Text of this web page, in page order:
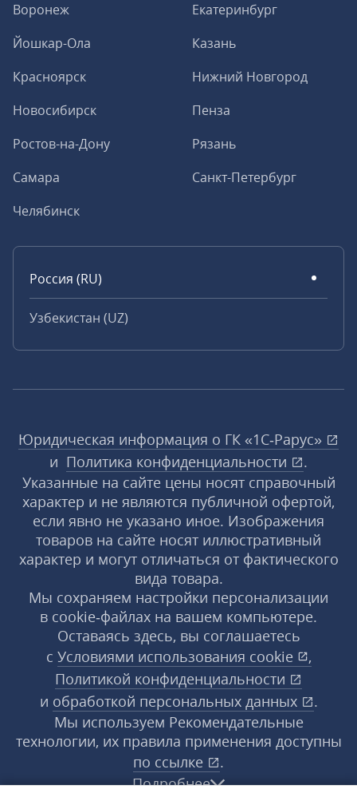
Воронеж
Екатеринбург
Йошкар-Ола
Казань
Красноярск
Нижний Новгород
Новосибирск
Пенза
Ростов-на-Дону
Рязань
Самара
Санкт-Петербург
Челябинск
Россия (RU)
Узбекистан (UZ)
Юридическая информация о ГК «1С‑Рарус»
и Политика конфиденциальности
.
Указанные на сайте цены носят справочный
характер и не являются публичной офертой,
если явно не указано иное. Изображения
товаров на сайте носят иллюстративный
характер и могут отличаться от фактического
вида товара.
Мы сохраняем настройки персонализации
в cookie‑файлах на вашем компьютере.
Оставаясь здесь, вы соглашаетесь
с Условиями использования cookie
,
Политикой конфиденциальности
и обработкой персональных данных
.
Мы используем Рекомендательные
технологии, их правила применения доступны
по ссылке
.
Подробнее